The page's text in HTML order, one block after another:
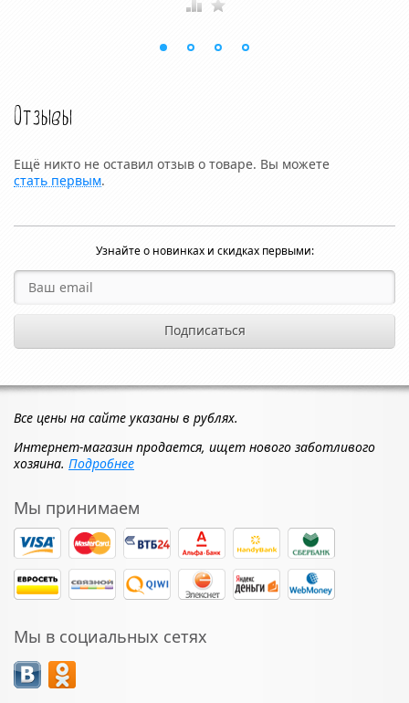
Отзывы
Ещё никто не оставил отзыв о товаре. Вы можете
стать первым.
Узнайте о новинках и скидках первыми:
Все цены на сайте указаны в рублях.
Интернет-магазин продается, ищет нового заботливого
хозяина. Подробнее
Мы принимаем
Мы в социальных сетях